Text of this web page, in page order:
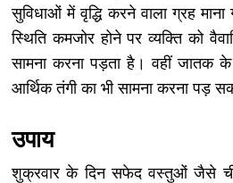
सुविधाओं में वृद्धि करने वाला ग्रह
स्थिति कमजोर होने पर व्यक्ति को
सामना करना पड़ता है। वहीं जातक
आर्थिक तंगी का भी सामना करना पड़
उपाय
शुक्रवार के दिन सफेद वस्तुओं जैसे